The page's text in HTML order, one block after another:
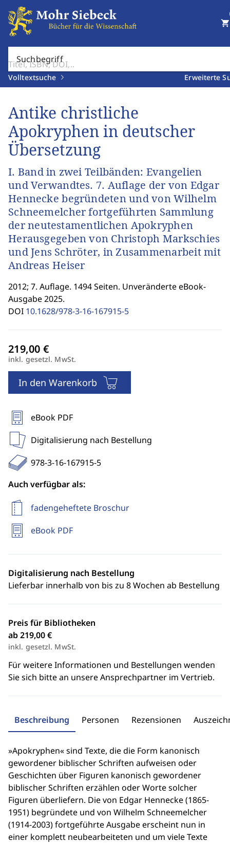
Suchbegriff
Volltextsuche Erweiterte
shopping_cart
Antike christliche
Apokryphen in deutscher
Übersetzung
I. Band in zwei Teilbänden: Evangelien
und Verwandtes. 7. Auflage der von Edgar
Hennecke begründeten und von Wilhelm
Schneemelcher fortgeführten Sammlung
der neutestamentlichen Apokryphen
Herausgegeben von Christoph Markschies
und Jens Schröter, in Zusammenarbeit mit
Andreas Heiser
2012; 7. Auflage. 1494 Seiten. Unveränderte eBook-
Ausgabe 2025.
DOI 10.1628/978-3-16-167915-5
inkl. gesetzl. MwSt.
In den Warenkorb
eBook PDF
Digitalisierung nach Bestellung
978-3-16-167915-5
Auch verfügbar als:
fadengeheftete Broschur
eBook PDF
Digitalisierung nach Bestellung
Lieferbar innerhalb von bis zu 8 Wochen ab Bestellung
Preis für Bibliotheken
ab 219,00 €
inkl. gesetzl. MwSt.
Für weitere Informationen und Bestellungen wenden
Sie sich bitte an unsere Ansprechpartner im Vertrieb.
Beschreibung Personen Rezensionen
»Apokryphen« sind Texte, die die Form kanonisch
gewordener biblischer Schriften aufweisen oder
Geschichten über Figuren kanonisch gewordener
biblischer Schriften erzählen oder Worte solcher
Figuren überliefern. Die von Edgar Hennecke (1865-
1951) begründete und von Wilhelm Schneemelcher
(1914-2003) fortgeführte Ausgabe erscheint nun in
einer komplett neubearbeiteten und um viele Texte